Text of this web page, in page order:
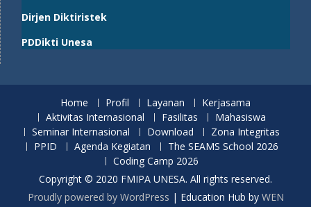
Dirjen Diktiristek
PDDikti Unesa
Home Profil Layanan
Kerjasama
Aktivitas Internasional
Fasilitas
Mahasiswa
Seminar Internasional
Download
Zona Integritas
PPID
Agenda Kegiatan
The SEAMS School 2026
Coding Camp 2026
Copyright © 2020 FMIPA UNESA. All rights reserved.
Proudly powered by WordPress | Education Hub by WEN